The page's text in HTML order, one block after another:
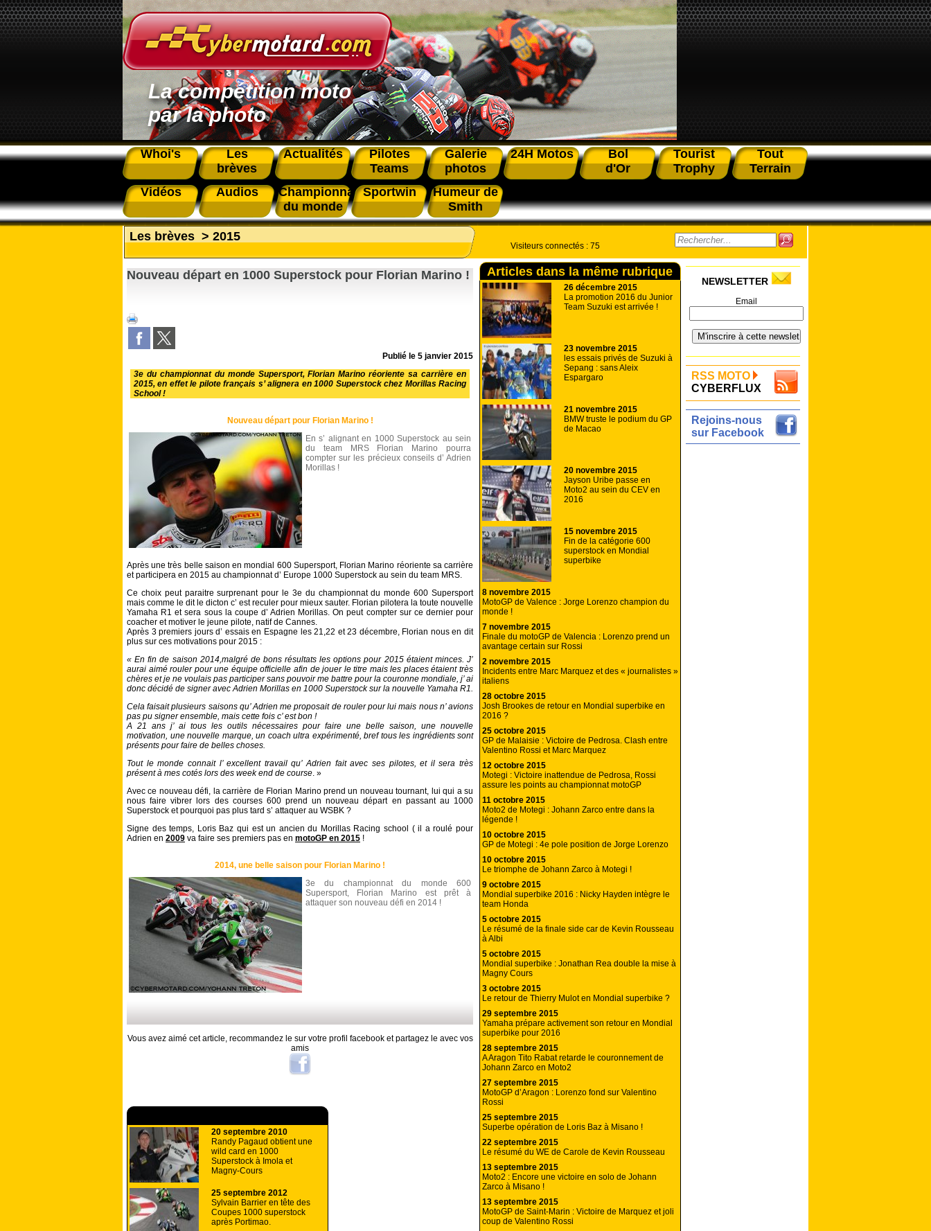
La compétition moto
par la photo
Whoi's
Les
brèves
Actualités
Pilotes
Teams
Galerie
photos
24H Motos
Bol
d'Or
Tourist
Trophy
Tout
Terrain
Vidéos
Audios
Championnat
du monde
Sportwin
Humeur de
Smith
Les brèves > 2015
Nouveau départ en 1000 Superstock pour Florian Marino !
Publié le 5 janvier 2015
3e du championnat du monde Supersport, Florian Marino réoriente sa carrière en
2015, en effet le pilote français s’ alignera en 1000 Superstock chez Morillas Racing
School !
Nouveau départ pour Florian Marino !
En s’ alignant en 1000 Superstock au sein
du team MRS Florian Marino pourra
compter sur les précieux conseils d’ Adrien
Morillas !
Après une très belle saison en mondial 600 Supersport, Florian Marino réoriente sa carrière
et participera en 2015 au championnat d’ Europe 1000 Superstock au sein du team MRS.
Ce choix peut paraitre surprenant pour le 3e du championnat du monde 600 Supersport
mais comme le dit le dicton c’ est reculer pour mieux sauter. Florian pilotera la toute nouvelle
Yamaha R1 et sera sous la coupe d’ Adrien Morillas. On peut compter sur ce dernier pour
coacher et motiver le jeune pilote, natif de Cannes.
Après 3 premiers jours d’ essais en Espagne les 21,22 et 23 décembre, Florian nous en dit
plus sur ces motivations pour 2015 :
« En fin de saison 2014,malgré de bons résultats les options pour 2015 étaient minces. J’
aurai aimé rouler pour une équipe officielle afin de jouer le titre mais les places étaient très
chères et je ne voulais pas participer sans pouvoir me battre pour la couronne mondiale, j’ ai
donc décidé de signer avec Adrien Morillas en 1000 Superstock sur la nouvelle Yamaha R1.
Cela faisait plusieurs saisons qu’ Adrien me proposait de rouler pour lui mais nous n’ avions
pas pu signer ensemble, mais cette fois c’ est bon !
A 21 ans j’ ai tous les outils nécessaires pour faire une belle saison, une nouvelle
motivation, une nouvelle marque, un coach ultra expérimenté, bref tous les ingrédients sont
présents pour faire de belles choses.
Tout le monde connait l’ excellent travail qu’ Adrien fait avec ses pilotes, et il sera très
présent à mes cotés lors des week end de course. »
Avec ce nouveau défi, la carrière de Florian Marino prend un nouveau tournant, lui qui a su
nous faire vibrer lors des courses 600 prend un nouveau départ en passant au 1000
Superstock et pourquoi pas plus tard s’ attaquer au WSBK ?
Signe des temps, Loris Baz qui est un ancien du Morillas Racing school ( il a roulé pour
Adrien en 2009 va faire ses premiers pas en motoGP en 2015 !
2014, une belle saison pour Florian Marino !
3e du championnat du monde 600
Supersport, Florian Marino est prêt à
attaquer son nouveau défi en 2014 !
Vous avez aimé cet article, recommandez le sur votre profil facebook et partagez le avec vos
amis
20 septembre 2010
Randy Pagaud obtient une
wild card en 1000
Superstock à Imola et
Magny-Cours
25 septembre 2012
Sylvain Barrier en tête des
Coupes 1000 superstock
après Portimao.
Visiteurs connectés : 75
Articles dans la même rubrique
26 décembre 2015
La promotion 2016 du Junior
Team Suzuki est arrivée !
23 novembre 2015
les essais privés de Suzuki à
Sepang : sans Aleix
Espargaro
21 novembre 2015
BMW truste le podium du GP
de Macao
20 novembre 2015
Jayson Uribe passe en
Moto2 au sein du CEV en
2016
15 novembre 2015
Fin de la catégorie 600
superstock en Mondial
superbike
8 novembre 2015
MotoGP de Valence : Jorge Lorenzo champion du
monde !
7 novembre 2015
Finale du motoGP de Valencia : Lorenzo prend un
avantage certain sur Rossi
2 novembre 2015
Incidents entre Marc Marquez et des « journalistes »
italiens
28 octobre 2015
Josh Brookes de retour en Mondial superbike en
2016 ?
25 octobre 2015
GP de Malaisie : Victoire de Pedrosa. Clash entre
Valentino Rossi et Marc Marquez
12 octobre 2015
Motegi : Victoire inattendue de Pedrosa, Rossi
assure les points au championnat motoGP
11 octobre 2015
Moto2 de Motegi : Johann Zarco entre dans la
légende !
10 octobre 2015
GP de Motegi : 4e pole position de Jorge Lorenzo
10 octobre 2015
Le triomphe de Johann Zarco à Motegi !
9 octobre 2015
Mondial superbike 2016 : Nicky Hayden intègre le
team Honda
5 octobre 2015
Le résumé de la finale side car de Kevin Rousseau
à Albi
5 octobre 2015
Mondial superbike : Jonathan Rea double la mise à
Magny Cours
3 octobre 2015
Le retour de Thierry Mulot en Mondial superbike ?
29 septembre 2015
Yamaha prépare activement son retour en Mondial
superbike pour 2016
28 septembre 2015
A Aragon Tito Rabat retarde le couronnement de
Johann Zarco en Moto2
27 septembre 2015
MotoGP d’Aragon : Lorenzo fond sur Valentino
Rossi
25 septembre 2015
Superbe opération de Loris Baz à Misano !
22 septembre 2015
Le résumé du WE de Carole de Kevin Rousseau
13 septembre 2015
Moto2 : Encore une victoire en solo de Johann
Zarco à Misano !
13 septembre 2015
MotoGP de Saint-Marin : Victoire de Marquez et joli
coup de Valentino Rossi
NEWSLETTER
Email
RSS MOTO
CYBERFLUX
Rejoins-nous
sur Facebook